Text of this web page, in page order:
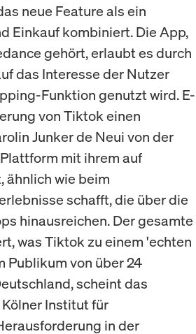
neue Feature als ein
Einkauf kombiniert. Die App,
gehört, erlaubt es durch
das Interesse der Nutzer
Funktion genutzt wird. E-
von Tiktok einen
Junker de Neui von der
mit ihrem auf
wie beim
schafft, die über die
hinausreichen. Der gesamte
was Tiktok zu einem 'echten
Publikum von über 24
scheint das
Institut für
in der